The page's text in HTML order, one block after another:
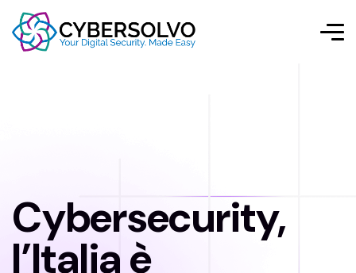
Cybersecurity,
l’Italia è